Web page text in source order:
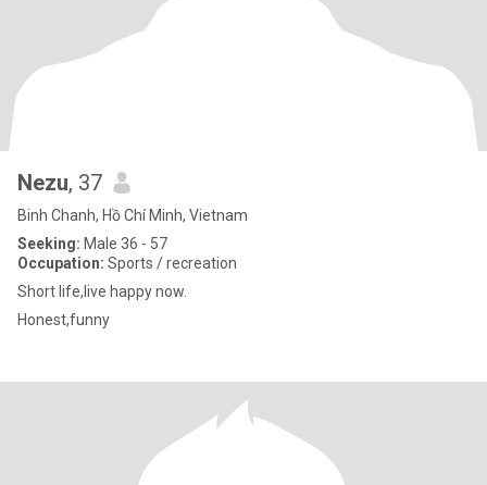
Nezu, 37
Binh Chanh, Hồ Chí Minh, Vietnam
Seeking: Male 36 - 57
Occupation: Sports / recreation
Short life,live happy now.
Honest,funny